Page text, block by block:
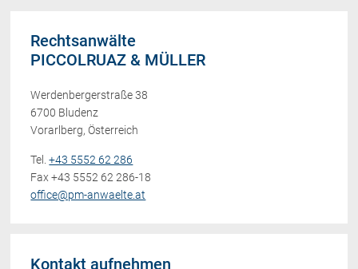
Rechtsanwälte
PICCOLRUAZ & MÜLLER
Werdenbergerstraße 38
6700 Bludenz
Vorarlberg, Österreich
Tel.+43 5552 62 286
Fax +43 5552 62 286-18
office@pm-anwaelte.at
Kontakt aufnehmen